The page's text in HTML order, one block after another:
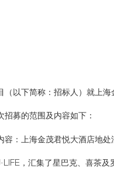
（以下简称：招标人）就 上
招募的范围及内容如下：
： 上海金茂君悦大酒店地
，汇集了星巴克、喜茶